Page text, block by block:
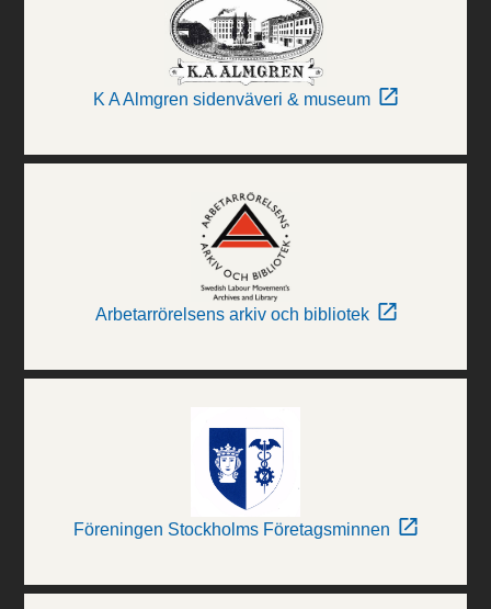
K A Almgren sidenväveri & museum
Arbetarrörelsens arkiv och bibliotek
Föreningen Stockholms Företagsminnen